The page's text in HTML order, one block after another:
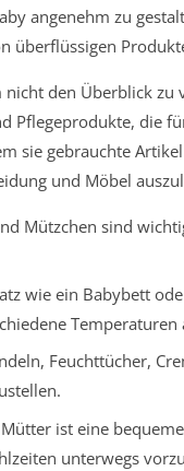
angenehm zu
überflüssigen
den Überblick
Pflegeprodukte, die
sie gebrauchte
und Möbel
Mützchen sind
wie ein Babybett
Temperaturen
Feuchttücher,
ist eine
unterwegs